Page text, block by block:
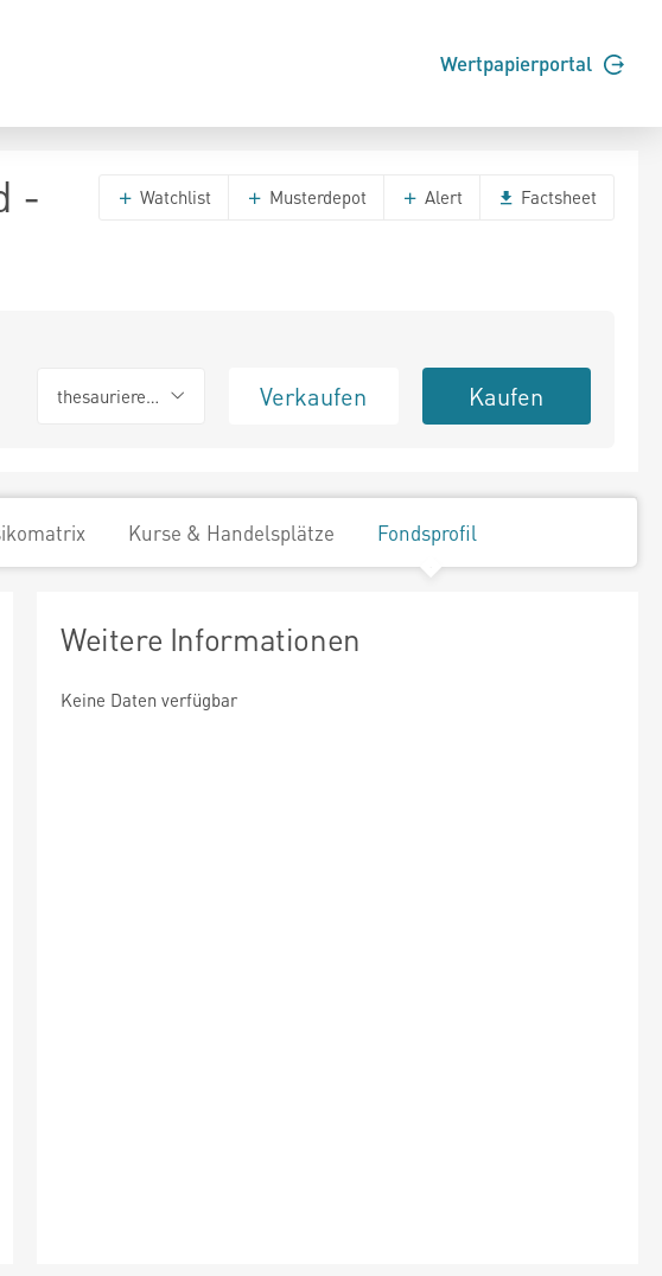
Wertpapierportal
- Watchlist Musterdepot Alert Factsheet
thesaurierend Verkaufen Kaufen
Kurse & Handelsplätze Fondsprofil
Weitere Informationen
Keine Daten verfügbar